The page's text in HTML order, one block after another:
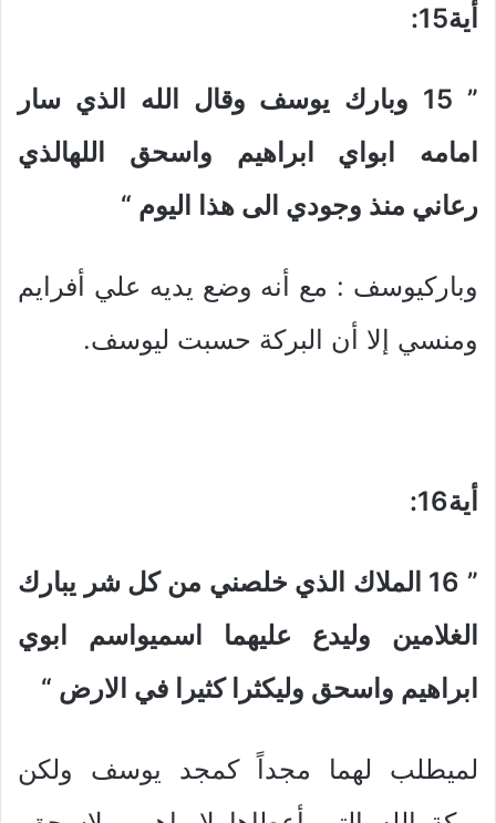
أية15 :
” 15
وبارك يوسف وقال الله الذي سار
امامه ابواي ابراهيم واسحق اللهالذي
رعاني منذ وجودي الى هذا اليوم “
وباركيوسف : مع أنه وضع يديه علي أفرايم
ومنسي إلا أن البركة حسبت ليوسف.
أية16 :
” 16
الملاك الذي خلصني من كل شر يبارك
الغلامين وليدع عليهما اسميواسم ابوي
ابراهيم واسحق وليكثرا كثيرا في الارض “
لميطلب لهما مجداً كمجد يوسف ولكن